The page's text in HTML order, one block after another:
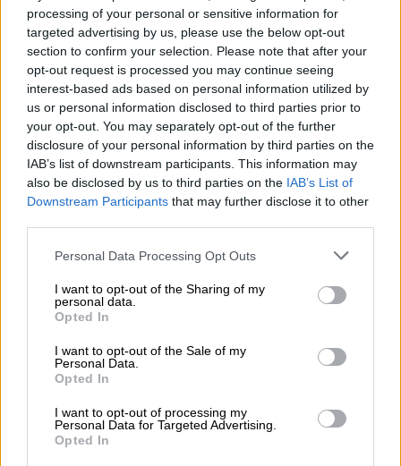
processing of your personal or sensitive information for
targeted advertising by us, please use the below opt-out
section to confirm your selection. Please note that after your
opt-out request is processed you may continue seeing
interest-based ads based on personal information utilized by
us or personal information disclosed to third parties prior to
your opt-out. You may separately opt-out of the further
disclosure of your personal information by third parties on the
IAB’s list of downstream participants. This information may
also be disclosed by us to third parties on the IAB’s List of
Downstream Participants that may further disclose it to other
Personal Data Processing Opt Outs
I want to opt-out of the Sharing of my
personal data.
Opted In
I want to opt-out of the Sale of my
Personal Data.
Opted In
I want to opt-out of processing my
Personal Data for Targeted Advertising.
Opted In
Asciende el número de opositores
mayores de 50 años